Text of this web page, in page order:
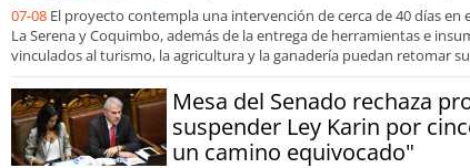
07-08 El proyecto contempla una intervención de cerca de 40 días en
La Serena y Coquimbo, además de la entrega de herramientas e
vinculados al turismo, la agricultura y la ganadería puedan retomar
Mesa del Senado rechaza
suspender Ley Karin por
un camino equivocado"